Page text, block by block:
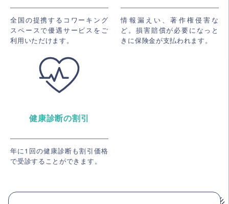
全国の提携するコワーキング
スペースで優遇サービスをご
利用いただけます。
情報漏えい、著作権侵害な
ど。損害賠償が必要になっと
きに保険金が支払われます。
健康診断の割引
年に1回の健康診断も割引価格
で受診することができます。